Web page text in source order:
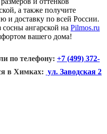
а также получите
и доставку по всей России.
ангарской на Pilmos.ru
вашего дома!
по телефону: +7 (499) 372-
в Химках: ул. Заводская 2